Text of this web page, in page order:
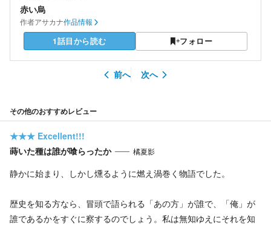
赤い烏
作者アサカナ作品情報
1話目から読む フォロー
前へ 次へ
その他のおすすめレビュー
★★★ Excellent!!!
蒔いた種は誰が喰らったか
橘夏影
静かに始まり、しかし燻るように燃え渦巻く物語でした。
歴史を知る方なら、冒頭で語られる「あの方」が誰で、「俺」が
誰であるかをすぐに察するのでしょう。私は無知ゆえにそれを知